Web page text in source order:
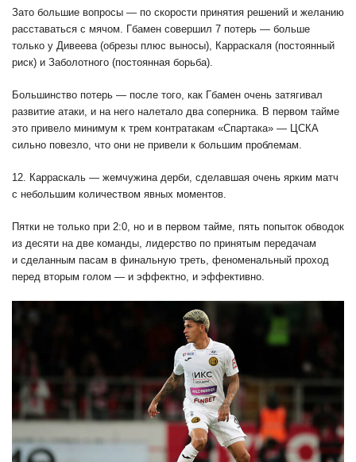
Зато большие вопросы — по скорости принятия решений и желанию
расставаться с мячом. Гбамен совершил 7 потерь — больше
только у Дивеева (обрезы плюс выносы), Карраскаля (постоянный
риск) и Заболотного (постоянная борьба).
Большинство потерь — после того, как Гбамен очень затягивал
развитие атаки, и на него налетало два соперника. В первом тайме
это привело минимум к трем контратакам «Спартака» — ЦСКА
сильно повезло, что они не привели к большим проблемам.
12. Карраскаль — жемчужина дерби, сделавшая очень ярким матч
с небольшим количеством явных моментов.
Пятки не только при 2:0, но и в первом тайме, пять попыток обводок
из десяти на две команды, лидерство по принятым передачам
и сделанным пасам в финальную треть, феноменальный проход
перед вторым голом — и эффектно, и эффективно.